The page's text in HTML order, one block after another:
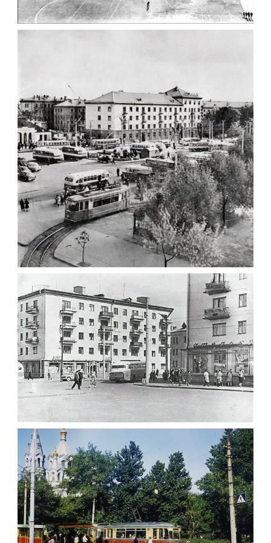
ФОТО ЖИТОМИРА 1982
ЦЕНТРАЛЬНІ ВУЛИЦІ ЖИТОМИРА 1963
Фото Житомир (1960-
1970)
Leave a comment
ПЛОЩА ПЕРЕМОГИ ЖИТОМИРА 1960
Фото Житомир (1960-
1970)
Leave a comment